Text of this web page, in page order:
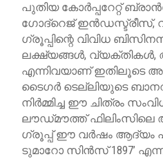
പുതിയ കോർപ്പറേറ്റ്
ഗോദ്‌റെജ് ഇൻഡസ്ട്രീസ്, വി
ഗ്രൂപ്പിന്റെ വിവിധ
ലക്ഷ്യങ്ങൾ,
എന്നിവയാണ് ഇതിലൂടെ
ടൈഗർ ടെല്ലിയുടെ
നിർമ്മിച്ച ഈ ചിത്രം
ലൗഡ്‌മൗത്ത് ഫിലിംസിലെ
ഗ്രൂപ്പ് ഈ വർഷം ആദ്യം
ടുമാറോ സിൻസ് 1897’